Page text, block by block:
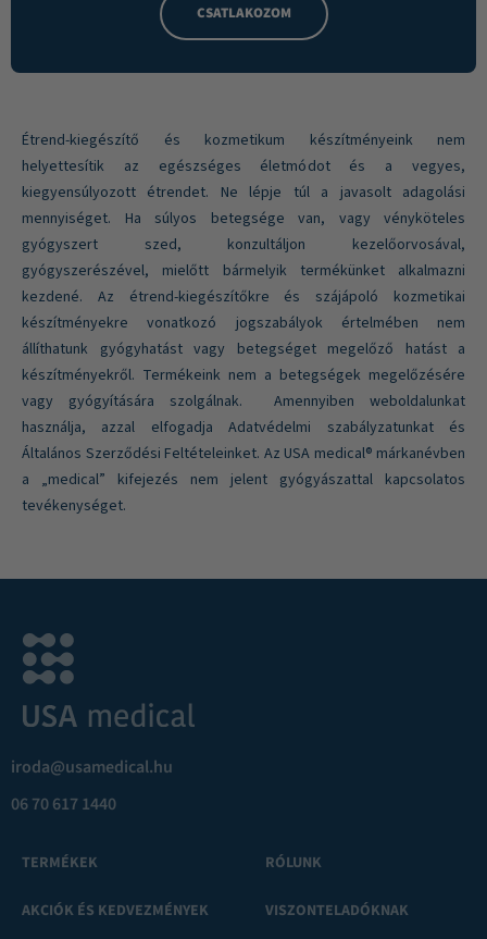
CSATLAKOZOM
Étrend-kiegészítő és kozmetikum készítményeink nem
helyettesítik az egészséges életmódot és a vegyes,
kiegyensúlyozott étrendet. Ne lépje túl a javasolt adagolási
mennyiséget. Ha súlyos betegsége van, vagy vényköteles
gyógyszert szed, konzultáljon kezelőorvosával,
gyógyszerészével, mielőtt bármelyik termékünket alkalmazni
kezdené. Az étrend-kiegészítőkre és szájápoló kozmetikai
készítményekre vonatkozó jogszabályok értelmében nem
állíthatunk gyógyhatást vagy betegséget megelőző hatást a
készítményekről. Termékeink nem a betegségek megelőzésére
vagy gyógyítására szolgálnak. Amennyiben weboldalunkat
használja, azzal elfogadja Adatvédelmi szabályzatunkat és
Általános Szerződési Feltételeinket. Az USA medical® márkanévben
a „medical” kifejezés nem jelent gyógyászattal kapcsolatos
tevékenységet.
iroda@usamedical.hu
06 70 617 1440
TERMÉKEK
AKCIÓK ÉS KEDVEZMÉNYEK
RÓLUNK
VISZONTELADÓKNAK